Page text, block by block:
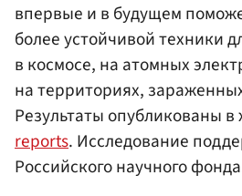
впервые и в будущем
более устойчивой техники
в космосе, на атомных
на территориях,
Результаты опубликованы
reports. Исследование
Российского научного